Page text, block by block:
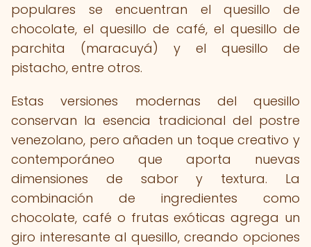
populares se encuentran el quesillo de
chocolate, el quesillo de café, el quesillo de
parchita (maracuyá) y el quesillo de
pistacho, entre otros.
Estas versiones modernas del quesillo
conservan la esencia tradicional del postre
venezolano, pero añaden un toque creativo y
contemporáneo que aporta nuevas
dimensiones de sabor y textura. La
combinación de ingredientes como
chocolate, café o frutas exóticas agrega un
giro interesante al quesillo, creando opciones